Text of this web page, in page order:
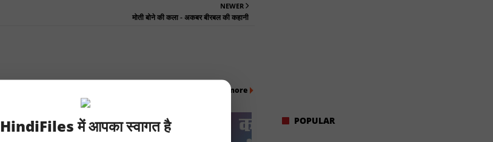
HindiFiles में आपका स्वागत है
NEWER
मोती बोने की कला - अकबर बीरबल की कहानी
Show more
POPULAR